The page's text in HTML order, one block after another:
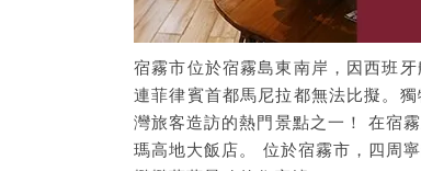
宿霧市位於宿霧島東南岸，因西班
連菲律賓首都馬尼拉都無法比擬。
灣旅客造訪的熱門景點之一！ 在宿
瑪高地大飯店。 位於宿霧市，四周